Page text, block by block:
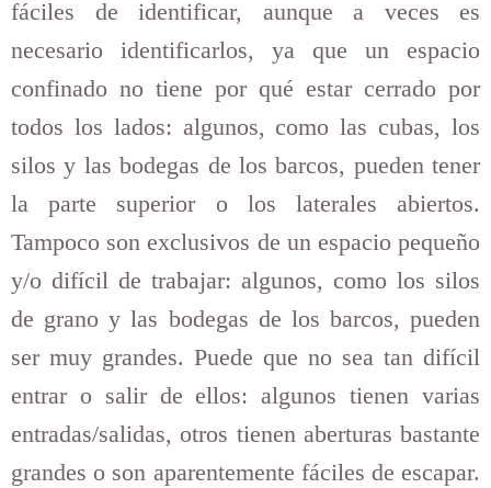
fáciles de identificar, aunque a veces es
necesario identificarlos, ya que un espacio
confinado no tiene por qué estar cerrado por
todos los lados: algunos, como las cubas, los
silos y las bodegas de los barcos, pueden tener
la parte superior o los laterales abiertos.
Tampoco son exclusivos de un espacio pequeño
y/o difícil de trabajar: algunos, como los silos
de grano y las bodegas de los barcos, pueden
ser muy grandes. Puede que no sea tan difícil
entrar o salir de ellos: algunos tienen varias
entradas/salidas, otros tienen aberturas bastante
grandes o son aparentemente fáciles de escapar.